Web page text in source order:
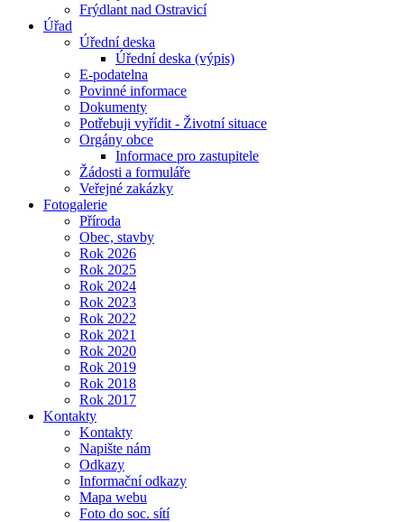
Frýdlant nad Ostravicí
Úřad
Úřední deska
Úřední deska (výpis)
E-podatelna
Povinné informace
Dokumenty
Potřebuji vyřídit - Životní situace
Orgány obce
Informace pro zastupitele
Žádosti a formuláře
Veřejné zakázky
Fotogalerie
Příroda
Obec, stavby
Rok 2026
Rok 2025
Rok 2024
Rok 2023
Rok 2022
Rok 2021
Rok 2020
Rok 2019
Rok 2018
Rok 2017
Kontakty
Kontakty
Napište nám
Odkazy
Informační odkazy
Mapa webu
Foto do soc. sítí